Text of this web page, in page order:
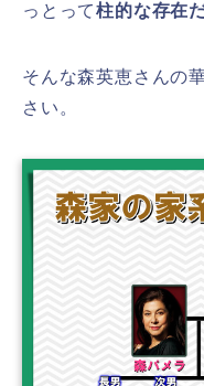
っとって柱的な存在
そんな森英恵さんの
さい。